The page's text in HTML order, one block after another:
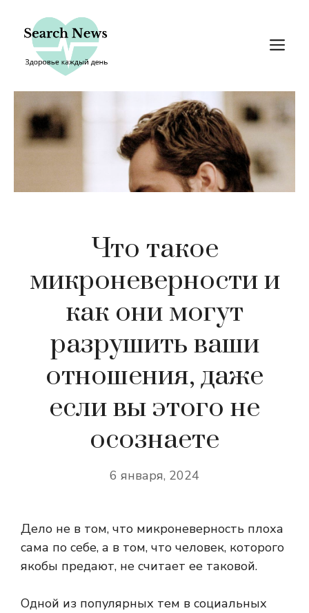
содержимому
Что такое
микроневерности и
как они могут
разрушить ваши
отношения, даже
если вы этого не
осознаете
6 января, 2024
Дело не в том, что микроневерность плоха
сама по себе, а в том, что человек, которого
якобы предают, не считает ее таковой.
Одной из популярных тем в социальных